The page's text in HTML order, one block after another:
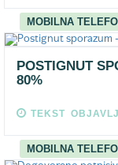
MOBILNA
POSTIGNUT
80%
TEKST
MOBILNA